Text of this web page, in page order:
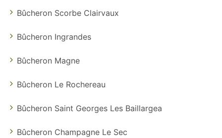
Bûcheron Scorbe Clairvaux
Bûcheron Ingrandes
Bûcheron Magne
Bûcheron Le Rochereau
Bûcheron Saint Georges Les Baillargea
Bûcheron Champagne Le Sec